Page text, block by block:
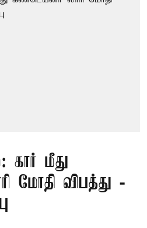
கார் மீது
மோதி விபத்து -